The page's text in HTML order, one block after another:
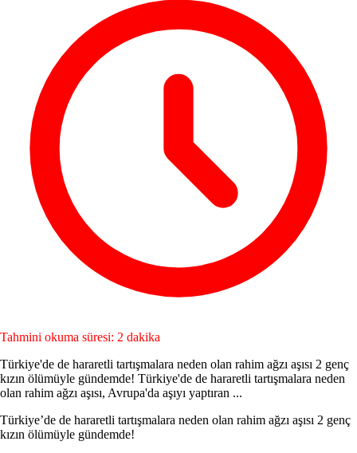
Tahmini okuma süresi: 2 dakika
Türkiye'de de hararetli tartışmalara neden olan rahim ağzı aşısı 2 genç
kızın ölümüyle gündemde! Türkiye'de de hararetli tartışmalara neden
olan rahim ağzı aşısı, Avrupa'da aşıyı yaptıran ...
Türkiye’de de hararetli tartışmalara neden olan rahim ağzı aşısı 2 genç
kızın ölümüyle gündemde!